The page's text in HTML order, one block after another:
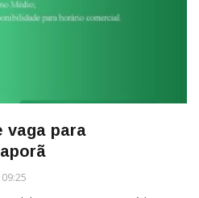
vaga para